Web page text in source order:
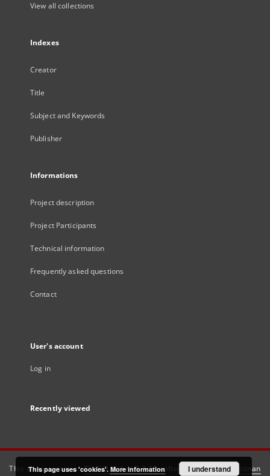
View all collections
Indexes
Creator
Title
Subject and Keywords
Publisher
Informations
Project description
Project Participants
Technical information
Frequently asked questions
Contact
User's account
Log in
Recently viewed
This service runs onDInGO dLibra 6.3.21software created by
Poznan
This page uses 'cookies'. More information I understand